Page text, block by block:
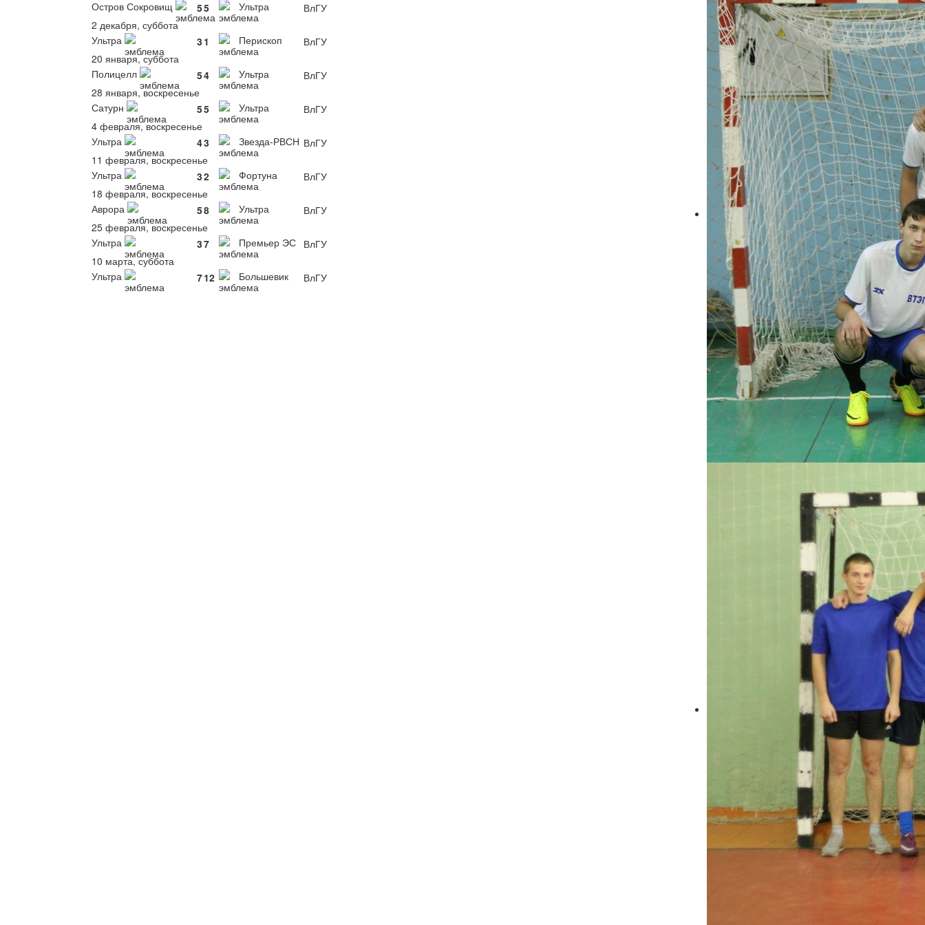
Остров Сокровищ
55 Ультра
ВлГУ
2 декабря, суббота
Ультра
31 Перископ
ВлГУ
20 января, суббота
Полицелл
54 Ультра
ВлГУ
28 января, воскресенье
Сатурн
55 Ультра
ВлГУ
4 февраля, воскресенье
Ультра
43 Звезда-РВСН ВлГУ
11 февраля, воскресенье
Ультра
32 Фортуна
ВлГУ
18 февраля, воскресенье
Аврора
58 Ультра
ВлГУ
25 февраля, воскресенье
Ультра
37 Премьер ЭС ВлГУ
10 марта, суббота
Ультра
712 Большевик ВлГУ